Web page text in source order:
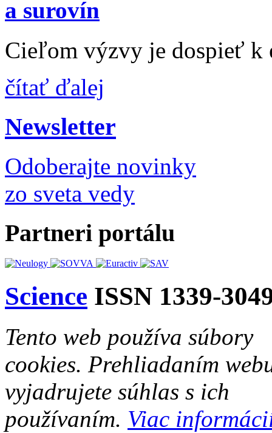
a surovín
Cieľom výzvy je dospieť k
čítať ďalej
Newsletter
Odoberajte novinky
zo sveta vedy
Partneri portálu
Science ISSN 1339-
Tento web používa súbory
cookies. Prehliadaním
vyjadrujete súhlas s ich
používaním. Viac